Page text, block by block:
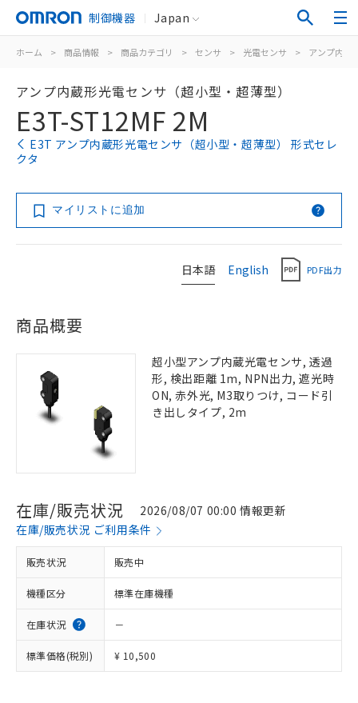
制御機器 Japan
ホーム > 商品情報 > 商品カテゴリ > センサ > 光電センサ > アンプ内蔵
アンプ内蔵形光電センサ（超小型・超薄型）
E3T-ST12MF 2M
E3T アンプ内蔵形光電センサ（超小型・超薄型） 形式セレ
クタ
マイリストに追加
日本語 English PDF出力
商品概要
超小型アンプ内蔵光電センサ, 透過
形, 検出距離 1m, NPN出力, 遮光時
ON, 赤外光, M3取りつけ, コード引
き出しタイプ, 2m
在庫/販売状況
2026/08/07 00:00 情報更新
在庫/販売状況 ご利用条件
販売状況 販売中
機種区分 標準在庫機種
在庫状況 －
標準価格(税別) ¥ 10,500